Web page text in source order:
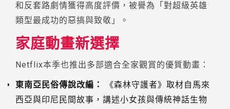
和反套路劇情獲得高度評價，被譽為「對超級英雄
類型最成功的惡搞與致敬」。
家庭動畫新選擇
Netflix本季也推出多部適合全家觀賞的優質動畫：
東南亞民俗傳說改編：
《森林守護者》取材自馬來
西亞與印尼民間故事，講述小女孩與傳統神話生物